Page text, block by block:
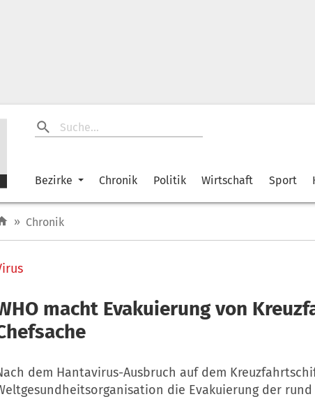
Bezirke Chronik Politik Wirtschaft Sport
» Chronik
macht Evakuierung von
dem Hantavirus-Ausbruch auf dem
die Evakuierung der rund